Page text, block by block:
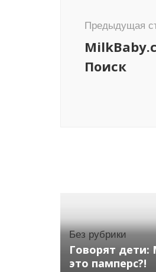
Предыдущая
Поиск
Без рубрики
Говорят дети:
это памперс?!